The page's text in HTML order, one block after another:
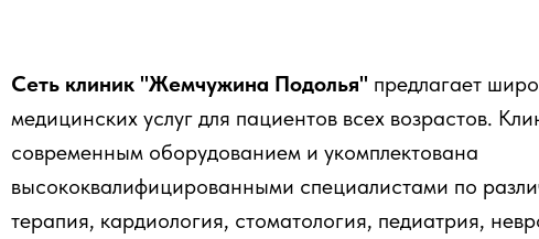
Сеть клиник "Жемчужина Подолья" предлагает
медицинских услуг для пациентов всех возрастов.
современным оборудованием и укомплектована
высококвалифицированными специалистами по
терапия, кардиология, стоматология, педиатрия,